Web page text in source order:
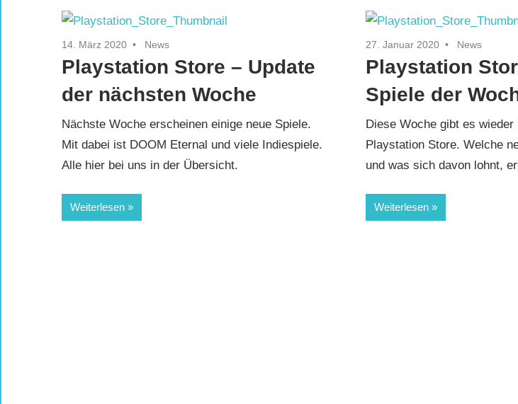
14. März 2020 News
Playstation Store – Update
der nächsten Woche
Nächste Woche erscheinen einige neue Spiele.
Mit dabei ist DOOM Eternal und viele Indiespiele.
Alle hier bei uns in der Übersicht.
Weiterlesen
27. Januar 2020 News
Playstation
Spiele der
Diese Woche gibt es
Playstation Store. Welche
und was sich davon lohnt,
Weiterlesen